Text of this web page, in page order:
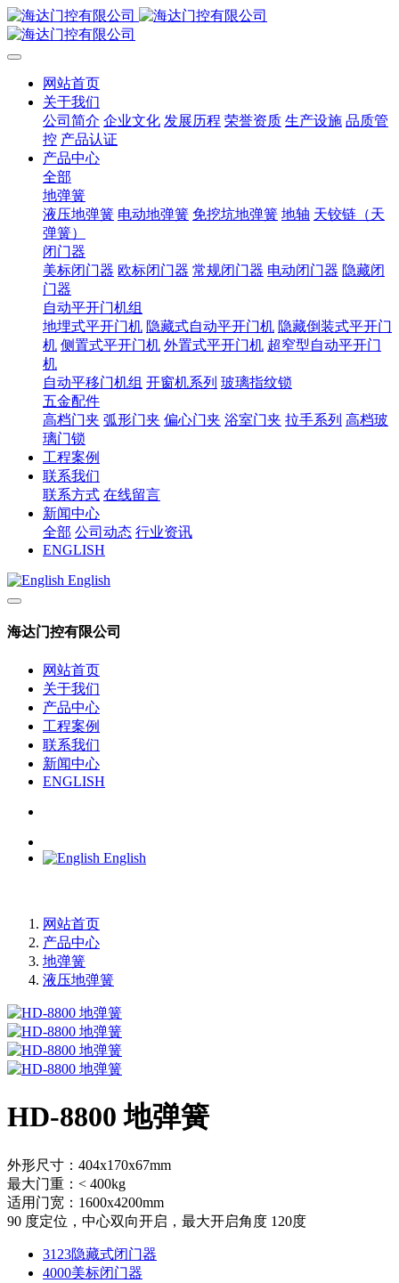
网站首页
关于我们
公司简介 企业文化 发展历程 荣誉资质 生产设施 品质管
控 产品认证
产品中心
全部
地弹簧
液压地弹簧 电动地弹簧 免挖坑地弹簧 地轴 天铰链（天
弹簧）
闭门器
美标闭门器 欧标闭门器 常规闭门器 电动闭门器 隐藏闭
门器
自动平开门机组
地埋式平开门机 隐藏式自动平开门机 隐藏倒装式平开门
机 侧置式平开门机 外置式平开门机 超窄型自动平开门
机
自动平移门机组 开窗机系列 玻璃指纹锁
五金配件
高档门夹 弧形门夹 偏心门夹 浴室门夹 拉手系列 高档玻
璃门锁
工程案例
联系我们
联系方式 在线留言
新闻中心
全部 公司动态 行业资讯
ENGLISH
English
海达门控有限公司
网站首页
关于我们
产品中心
工程案例
联系我们
新闻中心
ENGLISH
English
网站首页
产品中心
地弹簧
液压地弹簧
HD-8800 地弹簧
外形尺寸：404x170x67mm
最大门重：< 400kg
适用门宽：1600x4200mm
90 度定位，中心双向开启，最大开启角度 120度
3123隐藏式闭门器
4000美标闭门器